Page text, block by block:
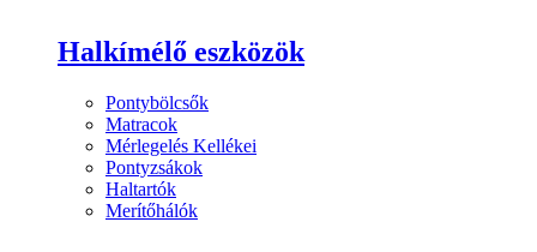
Halkímélő eszközök
Pontybölcsők
Matracok
Mérlegelés Kellékei
Pontyzsákok
Haltartók
Merítőhálók